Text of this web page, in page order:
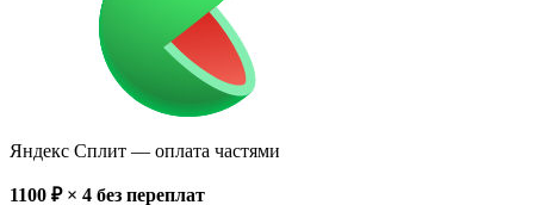
Яндекс Сплит — оплата частями
1100 ₽ × 4 без переплат